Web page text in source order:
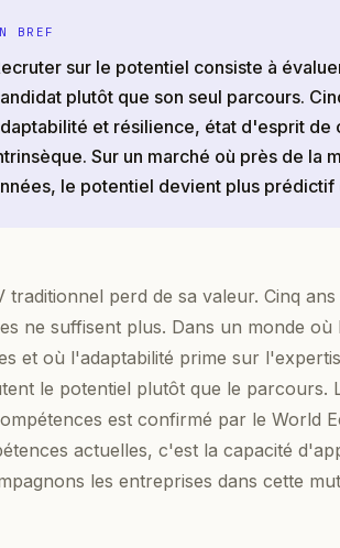
BREF
sur le potentiel consiste à
plutôt que son seul parcours.
et résilience, état d'esprit
Sur un marché où près de la
le potentiel devient plus
traditionnel perd de sa valeur. Cinq
ne suffisent plus. Dans un monde
et où l'adaptabilité prime sur
le potentiel plutôt que le parcours.
est confirmé par le World
actuelles, c'est la capacité
les entreprises dans cette